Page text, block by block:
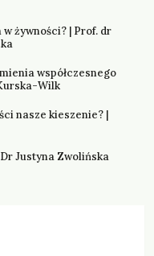
żywności? | Prof. dr
współczesnego
Wilk
nasze kieszenie? |
Justyna Zwolińska